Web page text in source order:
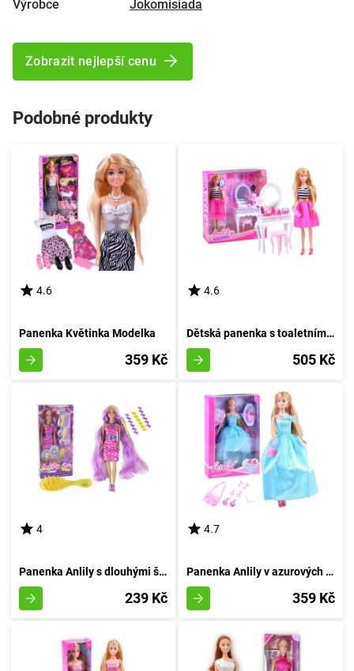
Výrobce Jokomisiada
Zobrazit nejlepší cenu
Podobné produkty
4.6
Panenka Květinka Modelka
359 Kč
4.6
Dětská panenka s toaletním stolečkem Lily
505 Kč
4
Panenka Anlily s dlouhými švestkovými vlákny
239 Kč
4.7
Panenka Anlily v azurových večerních šatech
359 Kč